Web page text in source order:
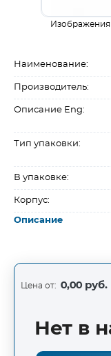
Изображения
Наименование:
Производитель:
Описание Eng:
Тип упаковки:
В упаковке:
Корпус:
Описание
Цена от: 0,00 руб.
Нет в